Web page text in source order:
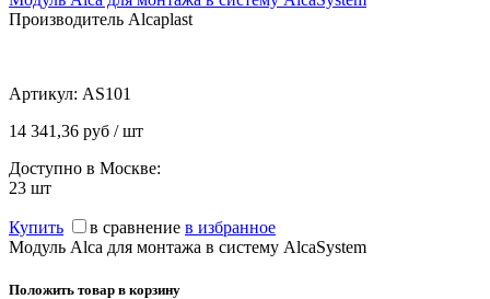
Производитель Alcaplast
Артикул: AS101
14 341,36 руб / шт
Доступно в Москве:
23 шт
Купить в сравнение в избранное
Модуль Alca для монтажа в систему AlcaSystem
Положить товар в корзину